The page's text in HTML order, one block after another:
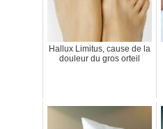
Hallux Limitus, cause de la
douleur du gros orteil